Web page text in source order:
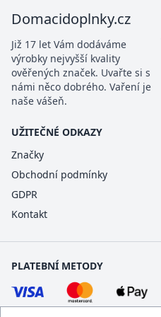
Domacidoplnky.cz
Již 17 let Vám dodáváme
výrobky nejvyšší kvality
ověřených značek. Uvařte si s
námi něco dobrého. Vaření je
naše vášeň.
UŽITEČNÉ ODKAZY
Značky
Obchodní podmínky
GDPR
Kontakt
PLATEBNÍ METODY